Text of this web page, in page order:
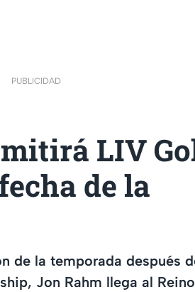
PUBLICIDAD
LIV
de la
de la temporada después
Jon Rahm llega al